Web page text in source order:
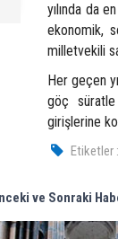
yılında da
ekonomik,
milletvekili
Her geçen
göç
girişlerine
Etiketler :
ve Sonraki